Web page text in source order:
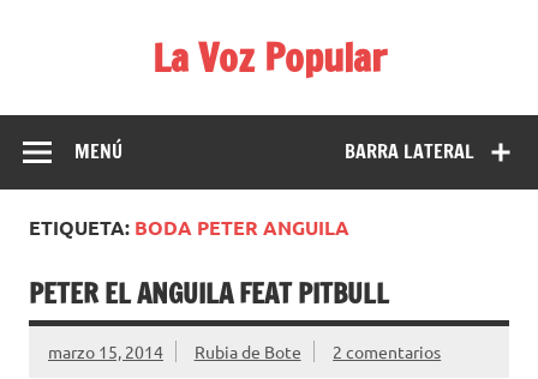
La Voz Popular
para reírse de las verdaderas.
BARRA LATERAL
MENÚ
ETIQUETA: BODA PETER ANGUILA
PETER EL ANGUILA FEAT PITBULL
marzo 15, 2014 Rubia de Bote 2 comentarios